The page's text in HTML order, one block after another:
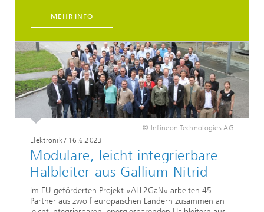
MEHR INFO
© Infineon Technologies AG
Elektronik/ 16.6.2023
Modulare, leicht integrierbare
Halbleiter aus Gallium-Nitrid
Im EU-geförderten Projekt »ALL2GaN« arbeiten 45
Partner aus zwölf europäischen Ländern zusammen an